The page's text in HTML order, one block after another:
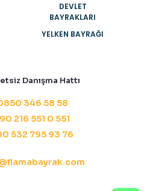
DEVLET
BAYRAKLARI
YELKEN BAYRAĞI
Danışma Hattı
346 58 58
216 551 0 551
532 795 93 76